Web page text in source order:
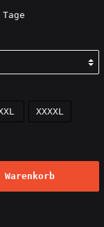
XXXXL